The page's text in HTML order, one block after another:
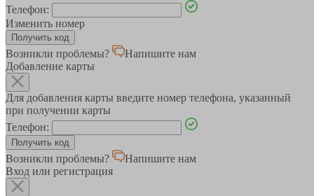
Телефон:
Изменить номер
Возникли проблемы?
Напишите нам
Добавление карты
Для добавления карты введите номер телефона, указанный
при получении карты
Телефон:
Возникли проблемы?
Напишите нам
Вход или регистрация